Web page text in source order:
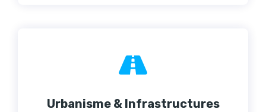
Urbanisme & Infrastructures